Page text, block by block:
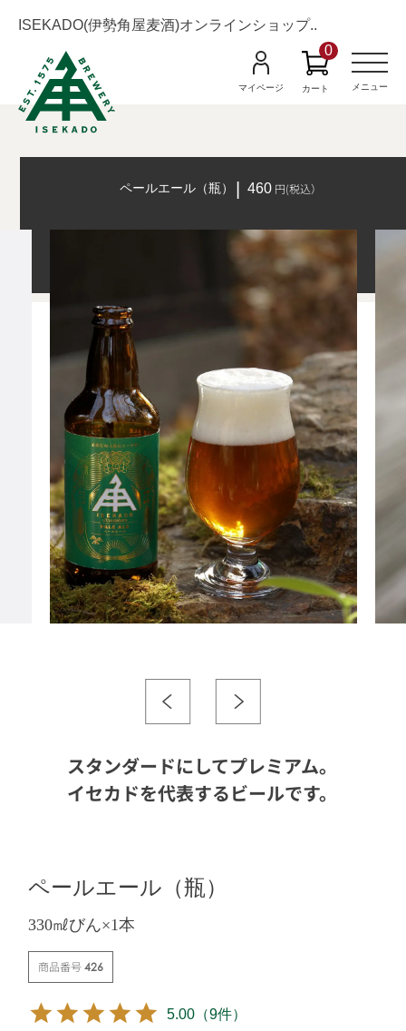
ISEKADO(伊勢角屋麦酒)オンラインショップ..
マイページ カート
0
M
e
n
メニュー
ペールエール（瓶） 460円(税込）
スタンダードにしてプレミアム。
イセカドを代表するビールです。
ペールエール（瓶）
330㎖びん×1本
商品番号426
5.00 （9件）